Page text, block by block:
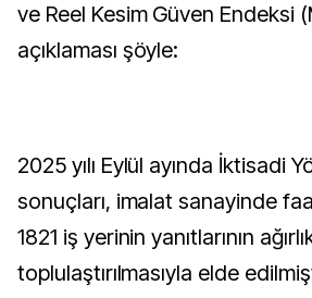
ve Reel Kesim Güven Endeksi
açıklaması şöyle:
2025 yılı Eylül ayında İktisadi
sonuçları, imalat sanayinde
1821 iş yerinin yanıtlarının
toplulaştırılmasıyla elde